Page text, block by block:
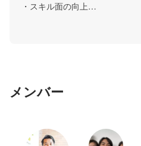
・スキル面の向上
るため、定期的に行っています。
メンバー